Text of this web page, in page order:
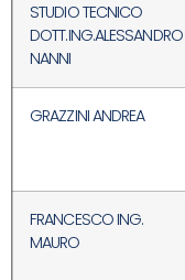
STUDIO TECNICO
DOTT.ING.ALESSANDRO
NANNI
GRAZZINI ANDREA
FRANCESCO ING.
MAURO